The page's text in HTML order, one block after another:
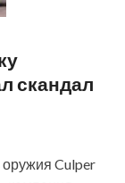
скандал
Culper